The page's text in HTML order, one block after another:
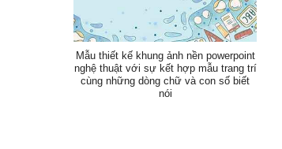
Mẫu thiết kế khung ảnh nền powerpoint
nghệ thuật với sự kết hợp mẫu trang trí
cùng những dòng chữ và con số biết
nói